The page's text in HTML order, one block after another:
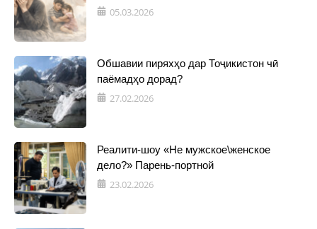
05.03.2026
Обшавии пиряхҳо дар Тоҷикистон чӣ
паёмадҳо дорад?
27.02.2026
Реалити-шоу «Не мужское\женское
дело?» Парень-портной
23.02.2026